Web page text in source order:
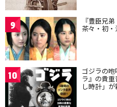
9 『豊臣兄
茶々・初
10 ゴジラの
ラ』の貴
し時計」